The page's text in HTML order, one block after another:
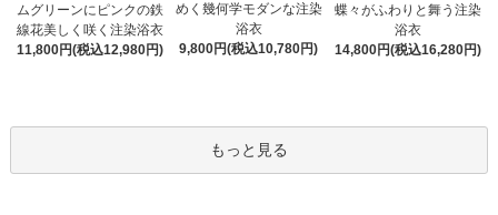
ムグリーンにピンクの鉄
線花美しく咲く注染浴衣
11,800円(税込12,980円)
めく幾何学モダンな注染
浴衣
9,800円(税込10,780円)
蝶々がふわりと舞う注染
浴衣
14,800円(税込16,280円)
もっと見る